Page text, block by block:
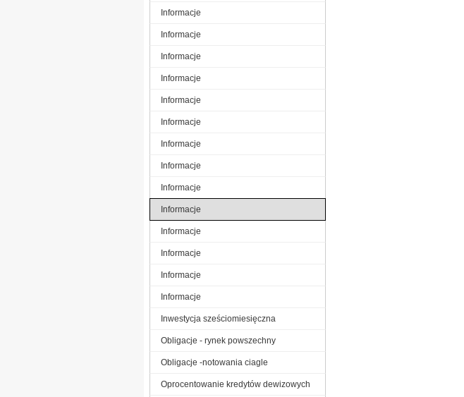
Informacje
Informacje
Informacje
Informacje
Informacje
Informacje
Informacje
Informacje
Informacje
Informacje
Informacje
Informacje
Informacje
Informacje
Inwestycja sześciomiesięczna
Obligacje - rynek powszechny
Obligacje -notowania ciagle
Oprocentowanie kredytów dewizowych